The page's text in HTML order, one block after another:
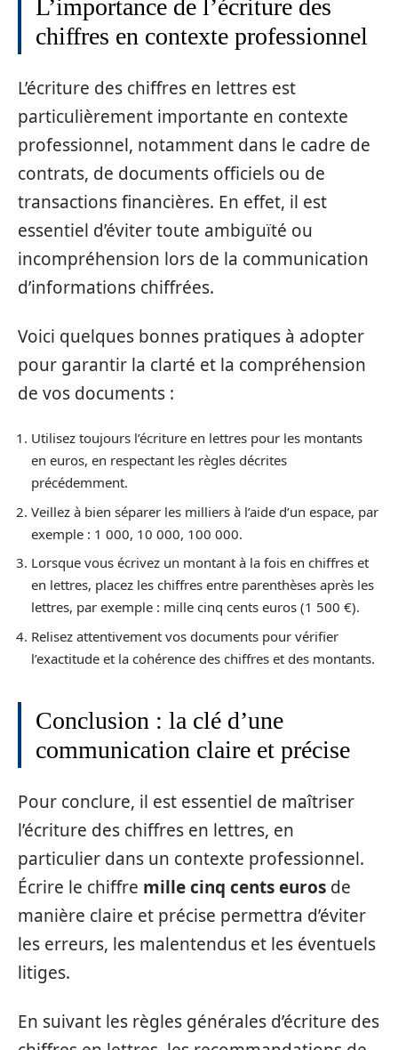
L’importance de l’écriture des
chiffres en contexte professionnel
L’écriture des chiffres en lettres est
particulièrement importante en contexte
professionnel, notamment dans le cadre de
contrats, de documents officiels ou de
transactions financières. En effet, il est
essentiel d’éviter toute ambiguïté ou
incompréhension lors de la communication
d’informations chiffrées.
Voici quelques bonnes pratiques à adopter
pour garantir la clarté et la compréhension
de vos documents :
Utilisez toujours l’écriture en lettres pour les montants
en euros, en respectant les règles décrites
précédemment.
Veillez à bien séparer les milliers à l’aide d’un espace, par
exemple : 1 000, 10 000, 100 000.
Lorsque vous écrivez un montant à la fois en chiffres et
en lettres, placez les chiffres entre parenthèses après les
lettres, par exemple : mille cinq cents euros (1 500 €).
Relisez attentivement vos documents pour vérifier
l’exactitude et la cohérence des chiffres et des montants.
Conclusion : la clé d’une
communication claire et précise
Pour conclure, il est essentiel de maîtriser
l’écriture des chiffres en lettres, en
particulier dans un contexte professionnel.
Écrire le chiffre mille cinq cents euros de
manière claire et précise permettra d’éviter
les erreurs, les malentendus et les éventuels
litiges.
En suivant les règles générales d’écriture des